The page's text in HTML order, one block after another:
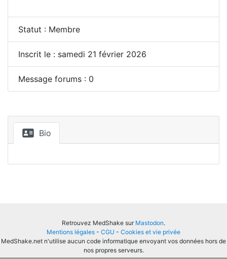
Statut : Membre
Inscrit le : samedi 21 février 2026
Message forums : 0
Bio
Retrouvez MedShake sur Mastodon.
Mentions légales - CGU - Cookies et vie privée
MedShake.net n'utilise aucun code informatique envoyant vos données hors de
nos propres serveurs.